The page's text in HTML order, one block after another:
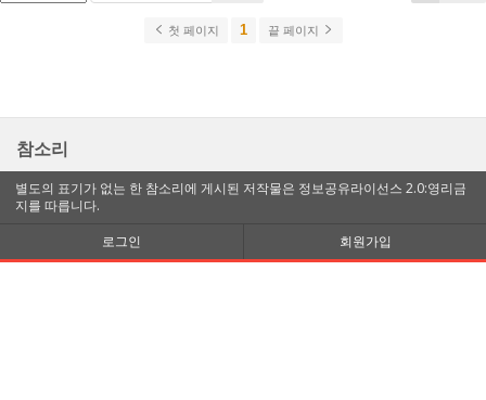
첫 페이지 1 끝 페이지
참소리
별도의 표기가 없는 한 참소리에 게시된 저작물은 정보공유라이선스 2.0:영리금
지를 따릅니다.
로그인
회원가입